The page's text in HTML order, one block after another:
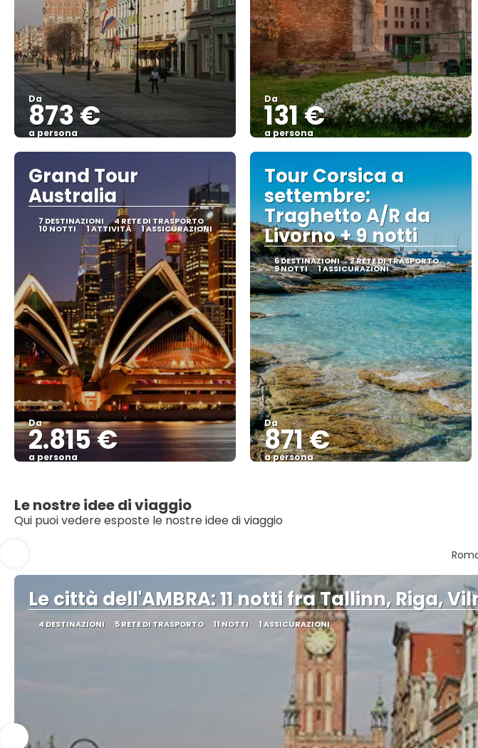
Da
873 €
a persona
Vedere
Da
131 €
a persona
Vedere
Grand Tour
Australia
7 DESTINAZIONI 4 RETE DI TRASPORTO
10 NOTTI 1 ATTIVITÀ 1 ASSICURAZIONI
Da
2.815 €
a persona
Tour Corsica a
settembre:
Traghetto A/R da
Livorno + 9 notti
6 DESTINAZIONI 2 RETE DI TRASPORTO
9 NOTTI 1 ASSICURAZIONI
Da
871 €
a persona
Le nostre idee di viaggio
Qui puoi vedere esposte le nostre idee di viaggio
Le città dell'AMBRA: 11 notti fra Tallinn, Riga,
4 DESTINAZIONI 5 RETE DI TRASPORTO 11 NOTTI 1 ASSICURAZIONI